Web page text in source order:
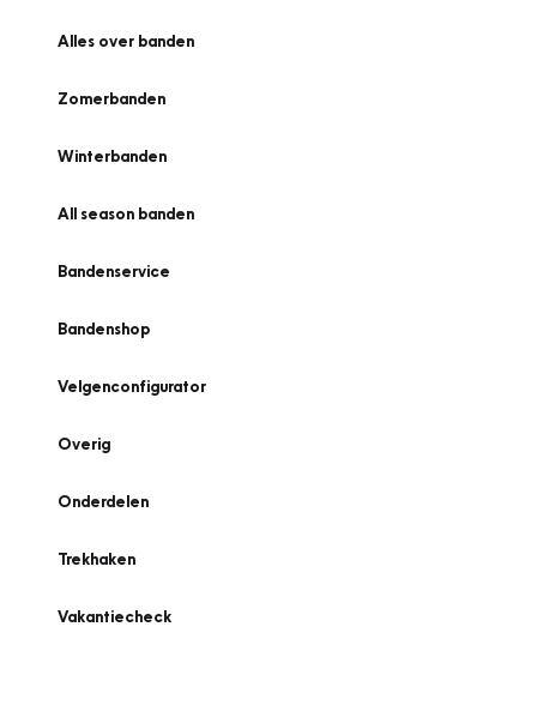
Alles over banden
Zomerbanden
Winterbanden
All season banden
Bandenservice
Bandenshop
Velgenconfigurator
Overig
Onderdelen
Trekhaken
Vakantiecheck